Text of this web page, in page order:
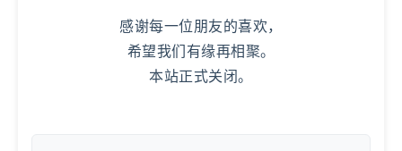
感谢每一位朋友的喜欢，
希望我们有缘再相聚。
本站正式关闭。